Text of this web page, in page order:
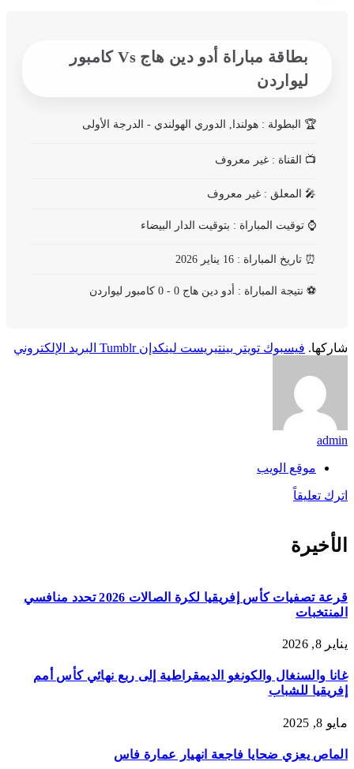
بطاقة مباراة أدو دين هاج Vs كامبور
ليواردن
🏆البطولة : هولندا, الدوري الهولندي - الدرجة الأولى
📺القناة : غير معروف
🎤المعلق : غير معروف
⌚توقيت المباراة : بتوقيت الدار البيضاء
⏰تاريخ المباراة : 16 يناير 2026
⚽نتيجة المباراة : أدو دين هاج 0 - 0 كامبور ليواردن
شاركها. فيسبوك تويتر بينتيريست لينكدإن Tumblr البريد الإلكتروني
admin
موقع الويب
اترك تعليقاً
الأخيرة
قرعة تصفيات كأس إفريقيا لكرة الصالات 2026 تحدد منافسي
المنتخبات
يناير 8, 2026
غانا والسنغال والكونغو الديمقراطية إلى ربع نهائي كأس أمم
إفريقيا للشباب
مايو 8, 2025
الماص يعزي ضحايا فاجعة انهيار عمارة فاس